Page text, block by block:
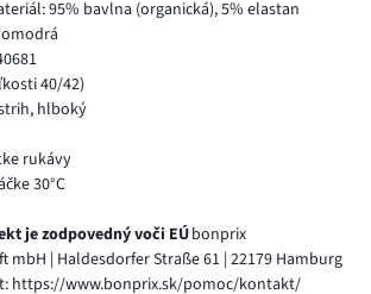
95% bavlna (organická), 5% elastan
40/42)
hlboký
rukávy
30°C
je zodpovedný voči EÚbonprix
mbH | Haldesdorfer Straße 61 | 22179 Hamburg
https://www.bonprix.sk/pomoc/kontakt/